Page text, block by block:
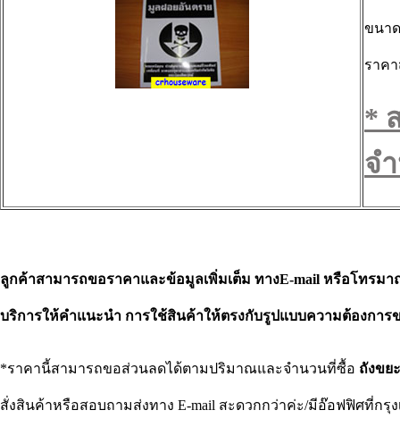
ขนาด
ราคา
*
จ
ลูกค้าสามารถขอราคาและข้อมูลเพิ่มเต็ม ทางE-mail หรือโทรมา
บริการให้คำแนะนำ การใช้สินค้าให้ตรงกับรูปแบบความต้องการ
*ราคานี้สามารถขอส่วนลดได้ตามปริมาณและจำนวนที่ซื้อ ถังขยะ
สั่งสินค้าหรือสอบถามส่งทาง E-mail สะดวกกว่าค่ะ/มีอ๊อฟฟิศที่กรุ